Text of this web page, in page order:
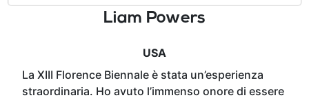
Liam Powers
USA
La XIII Florence Biennale è stata un’esperienza
straordinaria. Ho avuto l’immenso onore di essere
modificare o revocare il proprio consenso dalla
Informativa sui cookie sul nostro sito Web.